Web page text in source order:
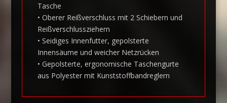
Tasche
• Oberer Reißverschluss mit 2 Schiebern und
Reißverschlussziehern
• Seidiges Innenfutter, gepolsterte
Innensäume und weicher Netzrücken
• Gepolsterte, ergonomische Taschengurte
aus Polyester mit Kunststoffbandreglern